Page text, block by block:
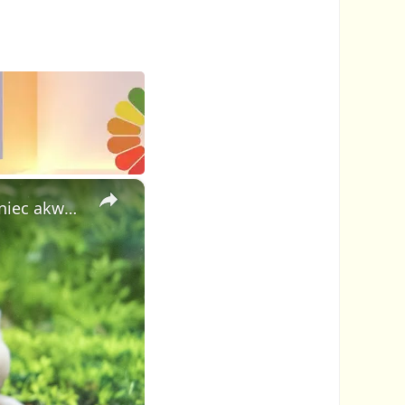
×
Ambystoma meksykańska, czyli aksolotl – niesamowity mieszkaniec akwarium